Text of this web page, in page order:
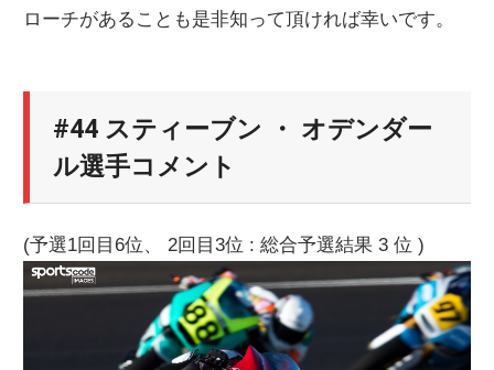
ローチがあることも是非知って頂ければ幸いです。
#44 スティーブン ・ オデンダー
ル選手コメント
(予選1回目6位、 2回目3位 : 総合予選結果 3 位 )